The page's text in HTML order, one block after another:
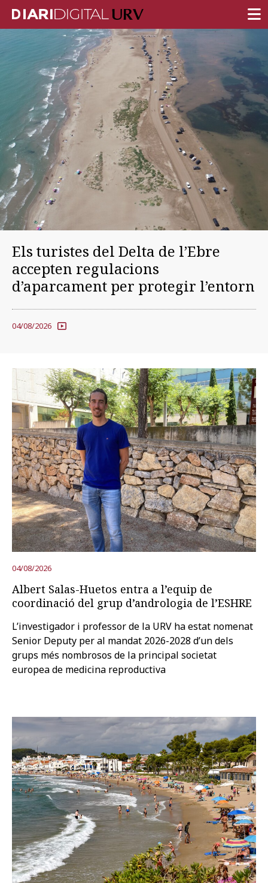
PORTADA
RECERCA
DOCÈNCIA
INSTITUCIÓ
VIDA AL CAMPUS
COMUNITAT URV
REPORTATGES
Més categories
CATALÀ ESPAÑOL ENGLISH
Els turistes del Delta de l’Ebre
accepten regulacions
d’aparcament per protegir l’entorn
04/08/2026
04/08/2026
Albert Salas-Huetos entra a l’equip de
coordinació del grup d’andrologia de l’ESHRE
L’investigador i professor de la URV ha estat nomenat
Senior Deputy per al mandat 2026-2028 d’un dels
grups més nombrosos de la principal societat
europea de medicina reproductiva